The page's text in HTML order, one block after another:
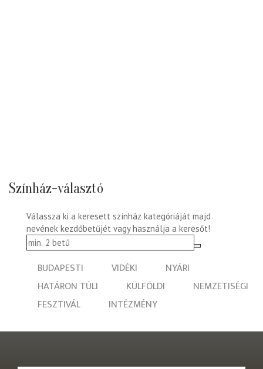
Színház-választó
Válassza ki a keresett színház kategóriáját majd
nevének kezdőbetűjét vagy használja a keresőt!
BUDAPESTI VIDÉKI
NYÁRI
HATÁRON TÚLI
KÜLFÖLDI
NEMZETISÉGI
FESZTIVÁL
INTÉZMÉNY